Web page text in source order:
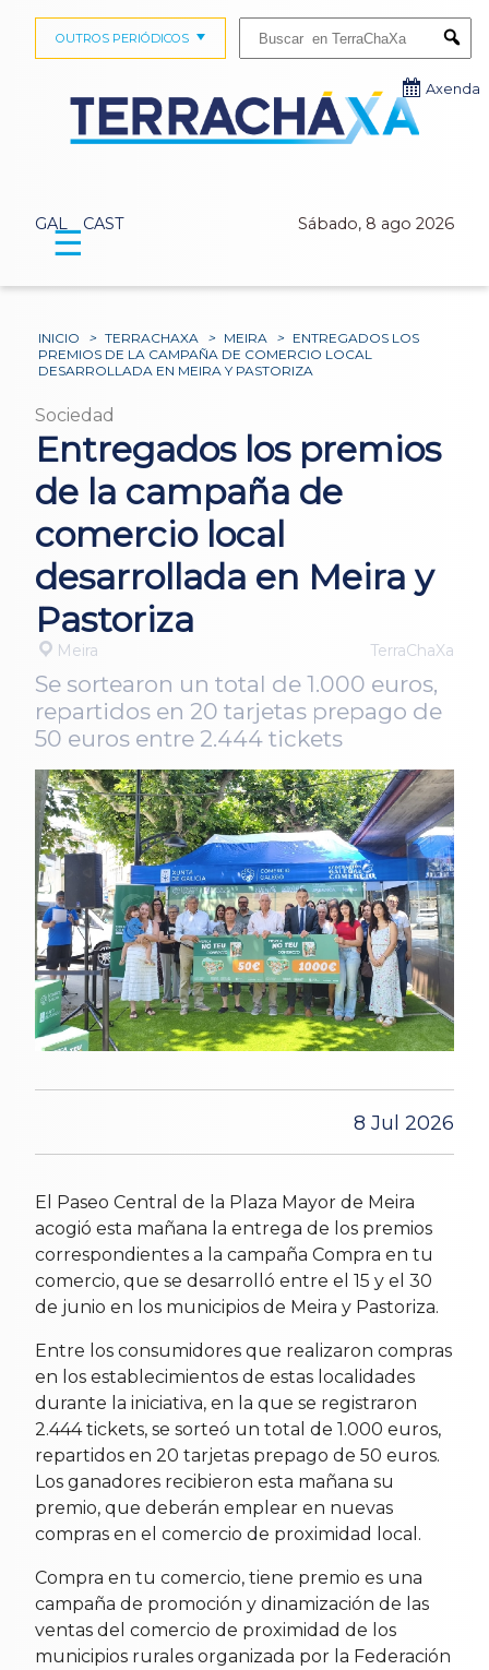
GAL CAST Sábado, 8 ago 2026
OUTROS PERIÓDICOS
Axenda
☰
INICIO > TERRACHAXA > MEIRA > ENTREGADOS LOS
PREMIOS DE LA CAMPAÑA DE COMERCIO LOCAL
DESARROLLADA EN MEIRA Y PASTORIZA
Sociedad
Entregados los premios
de la campaña de
comercio local
desarrollada en Meira y
Pastoriza
Meira TerraChaXa
Se sortearon un total de 1.000 euros,
repartidos en 20 tarjetas prepago de
50 euros entre 2.444 tickets
8 Jul 2026
El Paseo Central de la Plaza Mayor de Meira
acogió esta mañana la entrega de los premios
correspondientes a la campaña Compra en tu
comercio, que se desarrolló entre el 15 y el 30
de junio en los municipios de Meira y Pastoriza.
Entre los consumidores que realizaron compras
en los establecimientos de estas localidades
durante la iniciativa, en la que se registraron
2.444 tickets, se sorteó un total de 1.000 euros,
repartidos en 20 tarjetas prepago de 50 euros.
Los ganadores recibieron esta mañana su
premio, que deberán emplear en nuevas
compras en el comercio de proximidad local.
Compra en tu comercio, tiene premio es una
campaña de promoción y dinamización de las
ventas del comercio de proximidad de los
municipios rurales organizada por la Federación